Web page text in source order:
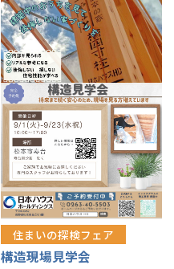
住まいの探検フェア
構造現場見学会